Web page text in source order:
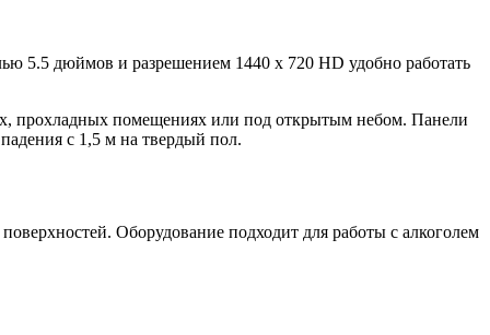
5.5 дюймов и разрешением 1440 x 720 HD удобно работать
прохладных помещениях или под открытым небом. Панели
с 1,5 м на твердый пол.
Оборудование подходит для работы с алкоголем